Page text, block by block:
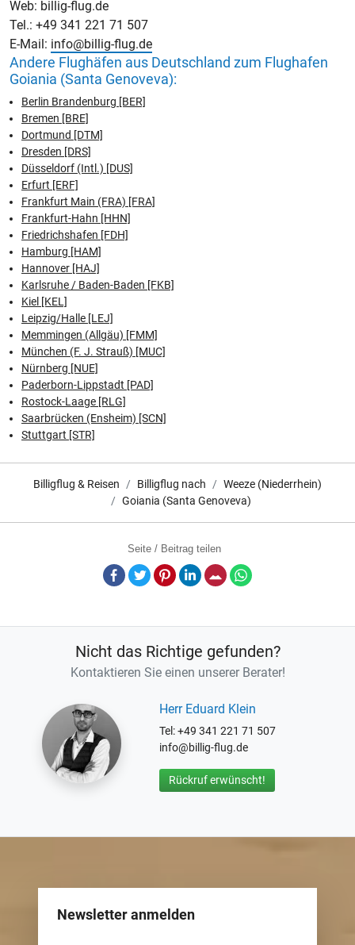
Web: billig-flug.de
Tel.: +49 341 221 71 507
E-Mail: info@billig-flug.de
Andere Flughäfen aus Deutschland zum Flughafen
Goiania (Santa Genoveva):
Berlin Brandenburg [BER]
Bremen [BRE]
Dortmund [DTM]
Dresden [DRS]
Düsseldorf (Intl.) [DUS]
Erfurt [ERF]
Frankfurt Main (FRA) [FRA]
Frankfurt-Hahn [HHN]
Friedrichshafen [FDH]
Hamburg [HAM]
Hannover [HAJ]
Karlsruhe / Baden-Baden [FKB]
Kiel [KEL]
Leipzig/Halle [LEJ]
Memmingen (Allgäu) [FMM]
München (F. J. Strauß) [MUC]
Nürnberg [NUE]
Paderborn-Lippstadt [PAD]
Rostock-Laage [RLG]
Saarbrücken (Ensheim) [SCN]
Stuttgart [STR]
Billigflug & Reisen Billigflug nach
Weeze (Niederrhein)
Goiania (Santa Genoveva)
Seite / Beitrag teilen
Facebook
TwitterPinterestLinkedInE-Mail
Nicht das Richtige gefunden?
Kontaktieren Sie einen unserer Berater!
Herr Eduard Klein
Tel: +49 341 221 71 507
info@billig-flug.de
Rückruf erwünscht!
Newsletter anmelden